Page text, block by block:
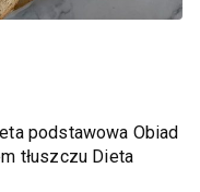
podstawowa Obiad
tłuszczu Dieta